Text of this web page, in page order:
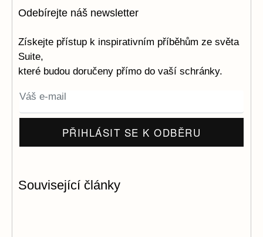
Odebírejte náš newsletter
Získejte přístup k inspirativním příběhům ze světa
Suite,
které budou doručeny přímo do vaší schránky.
Související články